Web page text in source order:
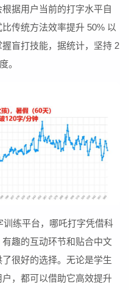
据用户当前的打字水平自
传统方法效率提升 50% 以
盲打技能，据统计，坚持 2
。
训练平台，哪吒打字凭借科
趣的互动环节和贴合中文
很好的选择。无论是学生
，都可以借助它高效提升